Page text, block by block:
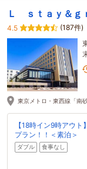
Ｌ ｓｔａｙ＆
4.5
(187件)
東京メトロ・東西線「南
【18時イン9時アウ
プラン！！＜素泊＞
ダブル 食事なし